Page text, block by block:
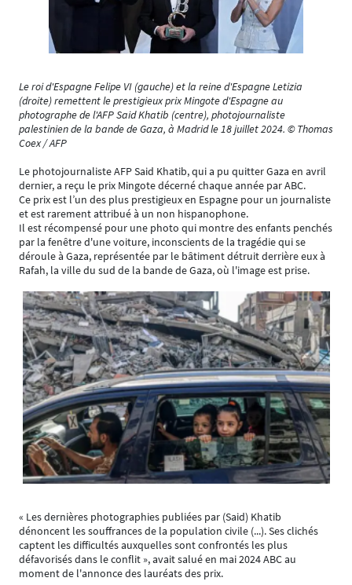
Le roi d'Espagne Felipe VI (gauche) et la reine d'Espagne Letizia
(droite) remettent le prestigieux prix Mingote d'Espagne au
photographe de l'AFP Said Khatib (centre), photojournaliste
palestinien de la bande de Gaza, à Madrid le 18 juillet 2024. © Thomas
Coex / AFP
Le photojournaliste AFP Said Khatib, qui a pu quitter Gaza en avril
dernier, a reçu le prix Mingote décerné chaque année par ABC.
Ce prix est l’un des plus prestigieux en Espagne pour un journaliste
et est rarement attribué à un non hispanophone.
Il est récompensé pour une photo qui montre des enfants penchés
par la fenêtre d'une voiture, inconscients de la tragédie qui se
déroule à Gaza, représentée par le bâtiment détruit derrière eux à
Rafah, la ville du sud de la bande de Gaza, où l'image est prise.
« Les dernières photographies publiées par (Said) Khatib
dénoncent les souffrances de la population civile (...). Ses clichés
captent les difficultés auxquelles sont confrontés les plus
défavorisés dans le conflit », avait salué en mai 2024 ABC au
moment de l'annonce des lauréats des prix.